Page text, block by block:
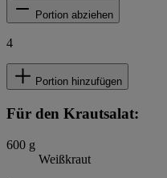
Portion abziehen
4
Portion hinzufügen
Für den Krautsalat:
600 g
Weißkraut